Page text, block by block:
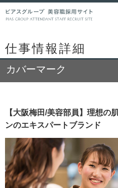
仕事情報詳細
カバーマーク
【大阪梅田/美容部員】理想
ンのエキスパートブランド